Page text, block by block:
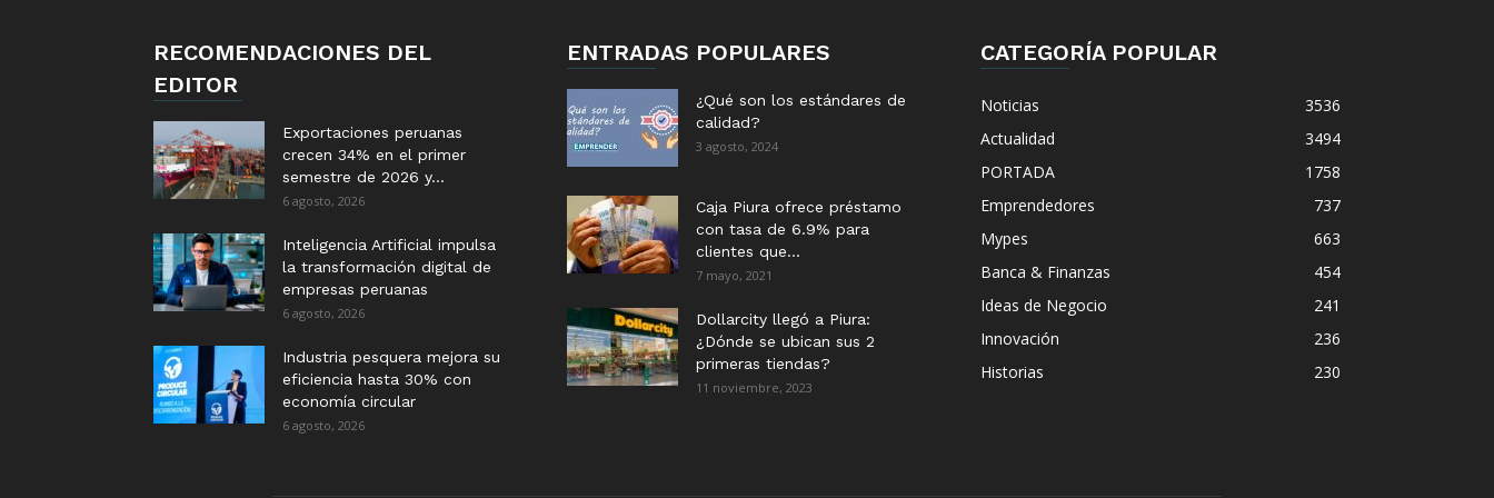
RECOMENDACIONES DEL
EDITOR
Exportaciones peruanas
crecen 34% en el primer
semestre de 2026 y...
6 agosto, 2026
Inteligencia Artificial impulsa
la transformación digital de
empresas peruanas
6 agosto, 2026
Industria pesquera mejora su
eficiencia hasta 30% con
economía circular
6 agosto, 2026
ENTRADAS POPULARES
¿Qué son los estándares de
calidad?
3 agosto, 2024
Caja Piura ofrece préstamo
con tasa de 6.9% para
clientes que...
7 mayo, 2021
Dollarcity llegó a Piura:
¿Dónde se ubican sus 2
primeras tiendas?
11 noviembre, 2023
CATEGORÍA POPULAR
Noticias
3536
Actualidad
3494
PORTADA
1758
Emprendedores
737
Mypes
663
Banca & Finanzas
454
Ideas de Negocio
241
Innovación
236
Historias
230